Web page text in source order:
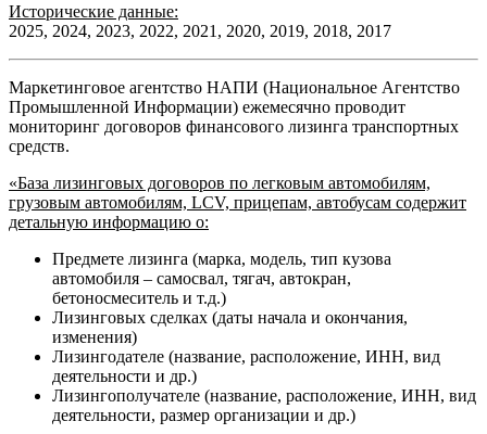
Исторические данные:
2025, 2024, 2023, 2022, 2021, 2020, 2019, 2018, 2017
Маркетинговое агентство НАПИ (Национальное Агентство
Промышленной Информации) ежемесячно проводит
мониторинг договоров финансового лизинга транспортных
средств.
«База лизинговых договоров по легковым автомобилям,
грузовым автомобилям, LCV, прицепам, автобусам содержит
детальную информацию о:
Предмете лизинга (марка, модель, тип кузова
автомобиля – самосвал, тягач, автокран,
бетоносмеситель и т.д.)
Лизинговых сделках (даты начала и окончания,
изменения)
Лизингодателе (название, расположение, ИНН, вид
деятельности и др.)
Лизингополучателе (название, расположение, ИНН, вид
деятельности, размер организации и др.)